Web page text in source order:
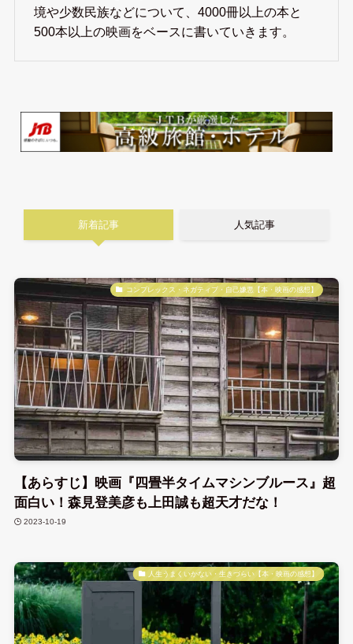
境や少数民族などについて、4000冊以上の本と
500本以上の映画をベースに書いていきます。
新着記事 人気記事
コンプレックス・ネガティブ・自己嫌悪【本・映画の感想】
【あらすじ】映画『四畳半タイムマシンブルース』超
面白い！森見登美彦も上田誠も超天才だな！
2023-10-19
人生うまくいかない・生きづらい【本・映画の感想】